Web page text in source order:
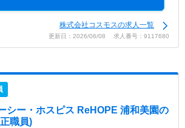
株式会社コスモスの求人一覧
更新日：2026/06/08 求人番号：9117680
シー・ホスピス ReHOPE 浦和美園の
職員)